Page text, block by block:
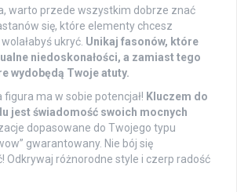
warto przede wszystkim dobrze znać
się, które elementy chcesz
ukryć. Unikaj fasonów, które
niedoskonałości, a zamiast tego
wydobędą Twoje atuty.
figura ma w sobie potencjał! Kluczem do
jest świadomość swoich mocnych
dopasowane do Twojego typu
gwarantowany. Nie bój się
Odkrywaj różnorodne style i czerp radość